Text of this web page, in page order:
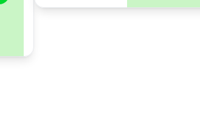
para os riscos